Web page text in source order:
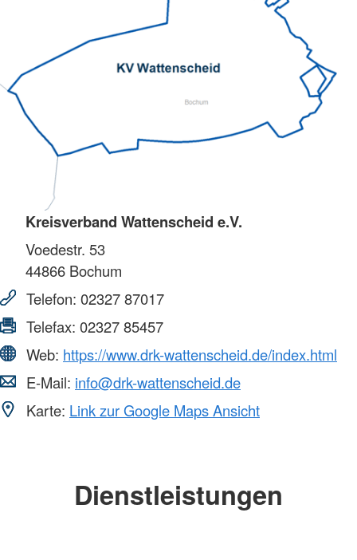
Kreisverband Wattenscheid e.V.
Voedestr. 53
44866 Bochum
Telefon: 02327 87017
Telefax: 02327 85457
Web: https://www.drk-wattenscheid.de/index.html
E-Mail: info@drk-wattenscheid.de
Karte: Link zur Google Maps Ansicht
Dienstleistungen